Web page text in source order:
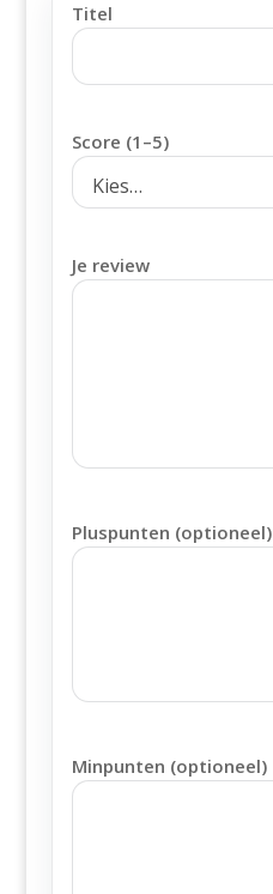
Titel
Score (1–5)
Je review
Pluspunten (optioneel)
Minpunten (optioneel)